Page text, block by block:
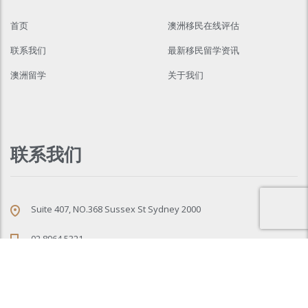
首页
澳洲移民在线评估
联系我们
最新移民留学资讯
澳洲留学
关于我们
联系我们
Suite 407, NO.368 Sussex St Sydney 2000
02 8964 5321